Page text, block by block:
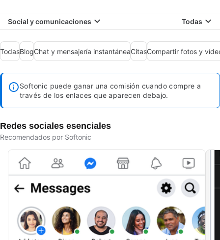
Social y comunicaciones Todas
TodasBlogChat y mensajería instantáneaCitasCompartir fotos y
Softonic puede ganar una comisión cuando compre a
través de los enlaces que aparecen debajo.
Redes sociales esenciales
Recomendados por Softonic